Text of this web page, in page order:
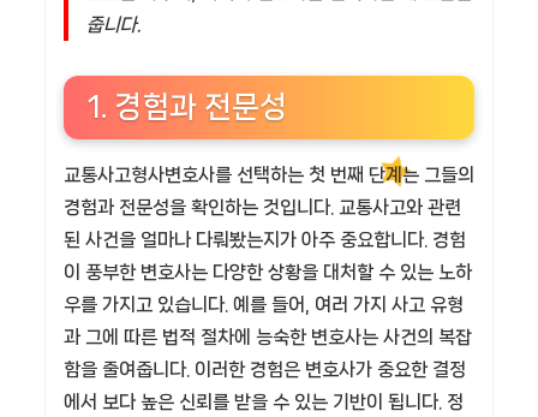
줍니다.
1. 경험과 전문성
교통사고형사변호사를 선택하는 첫 번째 단계는 그들의
경험과 전문성을 확인하는 것입니다. 교통사고와 관련
된 사건을 얼마나 다뤄봤는지가 아주 중요합니다. 경험
이 풍부한 변호사는 다양한 상황을 대처할 수 있는 노하
우를 가지고 있습니다. 예를 들어, 여러 가지 사고 유형
과 그에 따른 법적 절차에 능숙한 변호사는 사건의 복잡
함을 줄여줍니다. 이러한 경험은 변호사가 중요한 결정
에서 보다 높은 신뢰를 받을 수 있는 기반이 됩니다. 정